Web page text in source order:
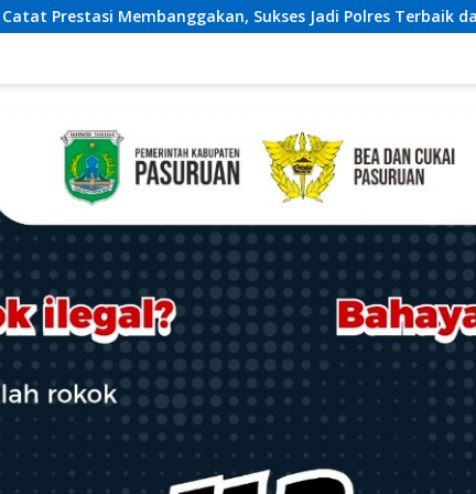
Sukses Jadi Polres Terbaik dalam Pelayanan Publik di NTB